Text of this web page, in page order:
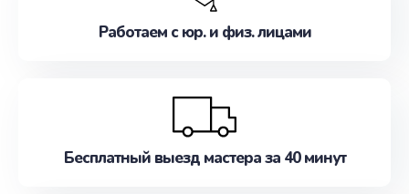
Работаем с юр. и физ. лицами
Бесплатный выезд мастера за 40 минут